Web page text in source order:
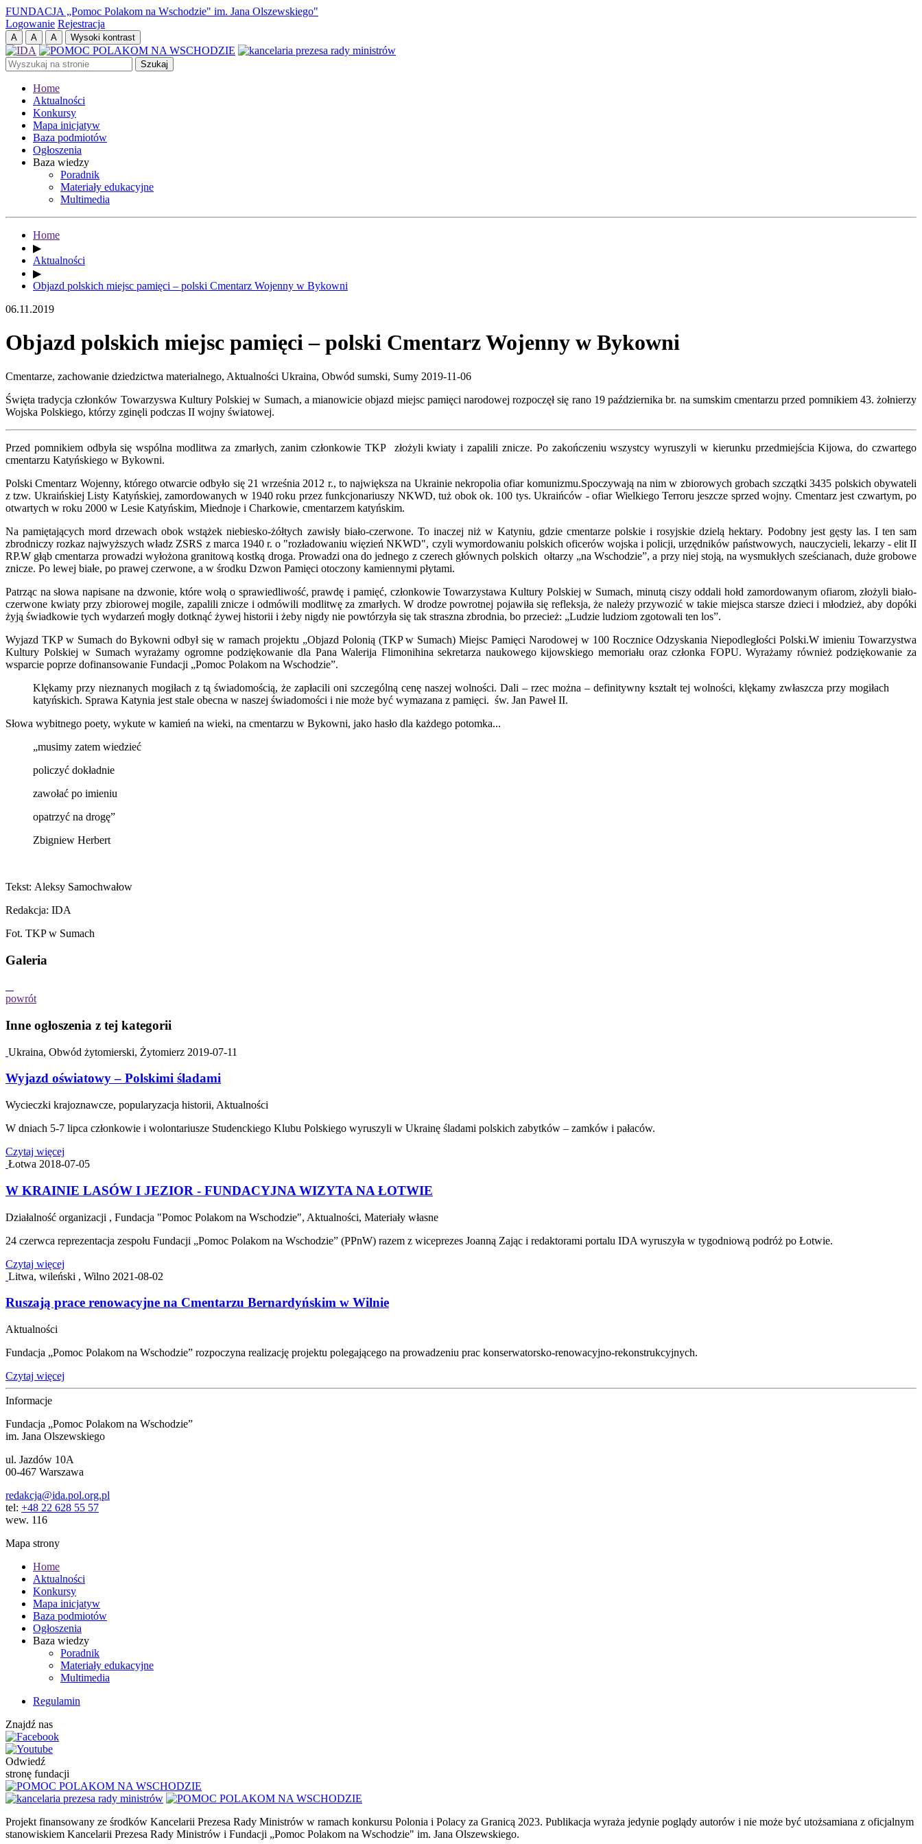
FUNDACJA „Pomoc Polakom na Wschodzie" im. Jana Olszewskiego"
Logowanie Rejestracja
Home
Aktualności
Konkursy
Mapa inicjatyw
Baza podmiotów
Ogłoszenia
Baza wiedzy
Poradnik
Materiały edukacyjne
Multimedia
Home
▶
Aktualności
▶
Objazd polskich miejsc pamięci – polski Cmentarz Wojenny w Bykowni
06.11.2019
Objazd polskich miejsc pamięci – polski Cmentarz Wojenny w Bykowni
Cmentarze, zachowanie dziedzictwa materialnego, Aktualności Ukraina, Obwód sumski, Sumy 2019-11-06
Święta tradycja członków Towarzyswa Kultury Polskiej w Sumach, a mianowicie objazd miejsc pamięci narodowej rozpoczęł się rano 19 października br. na sumskim cmentarzu przed pomnikiem 43. żołnierzy
Wojska Polskiego, którzy zginęli podczas II wojny światowej.
Przed pomnikiem odbyła się wspólna modlitwa za zmarłych, zanim członkowie TKP złożyli kwiaty i zapalili znicze. Po zakończeniu wszystcy wyruszyli w kierunku przedmiejścia Kijowa, do czwartego
cmentarzu Katyńskiego w Bykowni.
Polski Cmentarz Wojenny, którego otwarcie odbyło się 21 września 2012 r., to największa na Ukrainie nekropolia ofiar komunizmu.Spoczywają na nim w zbiorowych grobach szczątki 3435 polskich obywateli
z tzw. Ukraińskiej Listy Katyńskiej, zamordowanych w 1940 roku przez funkcjonariuszy NKWD, tuż obok ok. 100 tys. Ukraińców - ofiar Wielkiego Terroru jeszcze sprzed wojny. Cmentarz jest czwartym, po
otwartych w roku 2000 w Lesie Katyńskim, Miednoje i Charkowie, cmentarzem katyńskim.
Na pamiętających mord drzewach obok wstążek niebiesko-żółtych zawisły biało-czerwone. To inaczej niż w Katyniu, gdzie cmentarze polskie i rosyjskie dzielą hektary. Podobny jest gęsty las. I ten sam
zbrodniczy rozkaz najwyższych władz ZSRS z marca 1940 r. o "rozładowaniu więzień NKWD", czyli wymordowaniu polskich oficerów wojska i policji, urzędników państwowych, nauczycieli, lekarzy - elit II
RP.W głąb cmentarza prowadzi wyłożona granitową kostką droga. Prowadzi ona do jednego z czerech głównych polskich ołtarzy „na Wschodzie”, a przy niej stoją, na wysmukłych sześcianach, duże grobowe
znicze. Po lewej białe, po prawej czerwone, a w środku Dzwon Pamięci otoczony kamiennymi płytami.
Patrząc na słowa napisane na dzwonie, które wołą o sprawiedliwość, prawdę i pamięć, członkowie Towarzystawa Kultury Polskiej w Sumach, minutą ciszy oddali hołd zamordowanym ofiarom, złożyli biało-
czerwone kwiaty przy zbiorowej mogile, zapalili znicze i odmówili modlitwę za zmarłych. W drodze powrotnej pojawiła się refleksja, że należy przywozić w takie miejsca starsze dzieci i młodzież, aby dopóki
żyją świadkowie tych wydarzeń mogły dotknąć żywej historii i żeby nigdy nie powtórzyła się tak straszna zbrodnia, bo przecież: „Ludzie ludziom zgotowali ten los”.
Wyjazd TKP w Sumach do Bykowni odbył się w ramach projektu „Objazd Polonią (TKP w Sumach) Miejsc Pamięci Narodowej w 100 Rocznice Odzyskania Niepodległości Polski.W imieniu Towarzystwa
Kultury Polskiej w Sumach wyrażamy ogromne podziękowanie dla Pana Walerija Flimonihina sekretarza naukowego kijowskiego memoriału oraz członka FOPU. Wyrażamy również podziękowanie za
wsparcie poprze dofinansowanie Fundacji „Pomoc Polakom na Wschodzie”.
Klękamy przy nieznanych mogiłach z tą świadomością, że zapłacili oni szczególną cenę naszej wolności. Dali – rzec można – definitywny kształt tej wolności, klękamy zwłaszcza przy mogiłach
katyńskich. Sprawa Katynia jest stale obecna w naszej świadomości i nie może być wymazana z pamięci. św. Jan Paweł II.
Słowa wybitnego poety, wykute w kamień na wieki, na cmentarzu w Bykowni, jako hasło dla każdego potomka...
„musimy zatem wiedzieć
policzyć dokładnie
zawołać po imieniu
opatrzyć na drogę”
Zbigniew Herbert
Tekst: Aleksy Samochwałow
Redakcja: IDA
Fot. TKP w Sumach
Galeria
powrót
Inne ogłoszenia z tej kategorii
Ukraina, Obwód żytomierski, Żytomierz 2019-07-11
Wyjazd oświatowy – Polskimi śladami
Wycieczki krajoznawcze, popularyzacja historii, Aktualności
W dniach 5-7 lipca członkowie i wolontariusze Studenckiego Klubu Polskiego wyruszyli w Ukrainę śladami polskich zabytków – zamków i pałaców.
Czytaj więcej
Łotwa 2018-07-05
W KRAINIE LASÓW I JEZIOR - FUNDACYJNA WIZYTA NA ŁOTWIE
Działalność organizacji , Fundacja "Pomoc Polakom na Wschodzie", Aktualności, Materiały własne
24 czerwca reprezentacja zespołu Fundacji „Pomoc Polakom na Wschodzie” (PPnW) razem z wiceprezes Joanną Zając i redaktorami portalu IDA wyruszyła w tygodniową podróż po Łotwie.
Czytaj więcej
Litwa, wileński , Wilno 2021-08-02
Ruszają prace renowacyjne na Cmentarzu Bernardyńskim w Wilnie
Aktualności
Fundacja „Pomoc Polakom na Wschodzie” rozpoczyna realizację projektu polegającego na prowadzeniu prac konserwatorsko-renowacyjno-rekonstrukcyjnych.
Czytaj więcej
Informacje
Fundacja „Pomoc Polakom na Wschodzie”
im. Jana Olszewskiego
ul. Jazdów 10A
00-467 Warszawa
redakcja@ida.pol.org.pl
tel: +48 22 628 55 57
wew. 116
Mapa strony
Home
Aktualności
Konkursy
Mapa inicjatyw
Baza podmiotów
Ogłoszenia
Baza wiedzy
Poradnik
Materiały edukacyjne
Multimedia
Regulamin
Znajdź nas
Odwiedź
stronę fundacji
Projekt finansowany ze środków Kancelarii Prezesa Rady Ministrów w ramach konkursu Polonia i Polacy za Granicą 2023. Publikacja wyraża jedynie poglądy autorów i nie może być utożsamiana z oficjalnym
stanowiskiem Kancelarii Prezesa Rady Ministrów i Fundacji „Pomoc Polakom na Wschodzie" im. Jana Olszewskiego.